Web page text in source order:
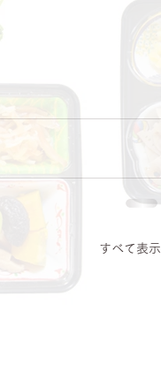
すべて表示